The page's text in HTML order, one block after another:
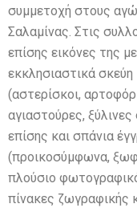
συμμετοχή στους
Σαλαμίνας. Στις
επίσης εικόνες της
εκκλησιαστικά σκεύη
(αστερίσκοι,
αγιαστούρες,
επίσης και σπάνια
(προικοσύμφωνα,
πλούσιο
πίνακες ζωγραφικής